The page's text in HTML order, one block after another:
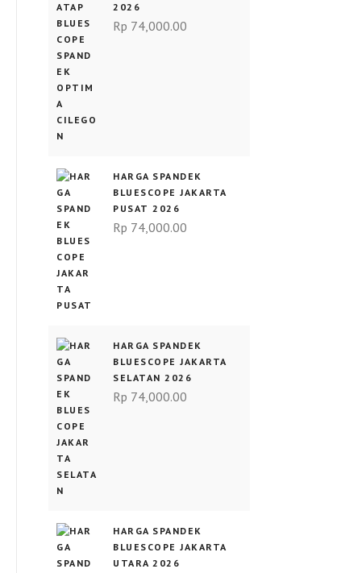
2026
Rp 74,000.00
HARGA SPANDEK
BLUESCOPE JAKARTA
PUSAT 2026
Rp 74,000.00
HARGA SPANDEK
BLUESCOPE JAKARTA
SELATAN 2026
Rp 74,000.00
HARGA SPANDEK
BLUESCOPE JAKARTA
UTARA 2026